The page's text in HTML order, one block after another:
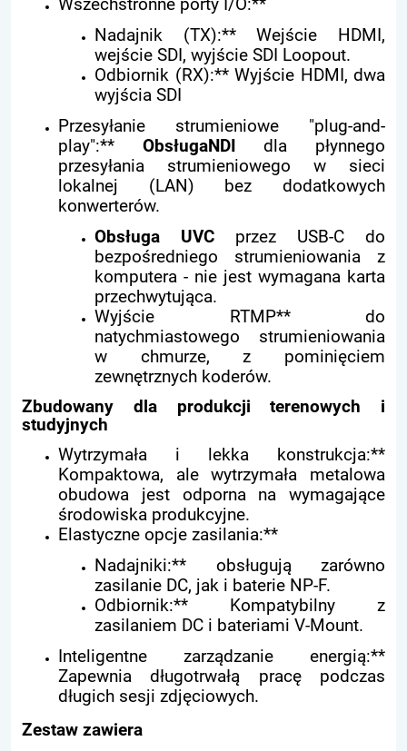
Wszechstronne porty I/O:**
Nadajnik (TX):** Wejście HDMI,
wejście SDI, wyjście SDI Loopout.
Odbiornik (RX):** Wyjście HDMI, dwa
wyjścia SDI
Przesyłanie strumieniowe "plug-and-
play":** ObsługaNDI
dla płynnego
przesyłania strumieniowego w sieci
lokalnej (LAN) bez dodatkowych
konwerterów.
Obsługa UVC przez USB-C do
bezpośredniego strumieniowania z
komputera - nie jest wymagana karta
przechwytująca.
Wyjście RTMP** do
natychmiastowego strumieniowania
w chmurze, z pominięciem
zewnętrznych koderów.
Zbudowany dla produkcji terenowych i
studyjnych
Wytrzymała i lekka konstrukcja:**
Kompaktowa, ale wytrzymała metalowa
obudowa jest odporna na wymagające
środowiska produkcyjne.
Elastyczne opcje zasilania:**
Nadajniki:** obsługują zarówno
zasilanie DC, jak i baterie NP-F.
Odbiornik:** Kompatybilny z
zasilaniem DC i bateriami V-Mount.
Inteligentne zarządzanie energią:**
Zapewnia długotrwałą pracę podczas
długich sesji zdjęciowych.
Zestaw zawiera